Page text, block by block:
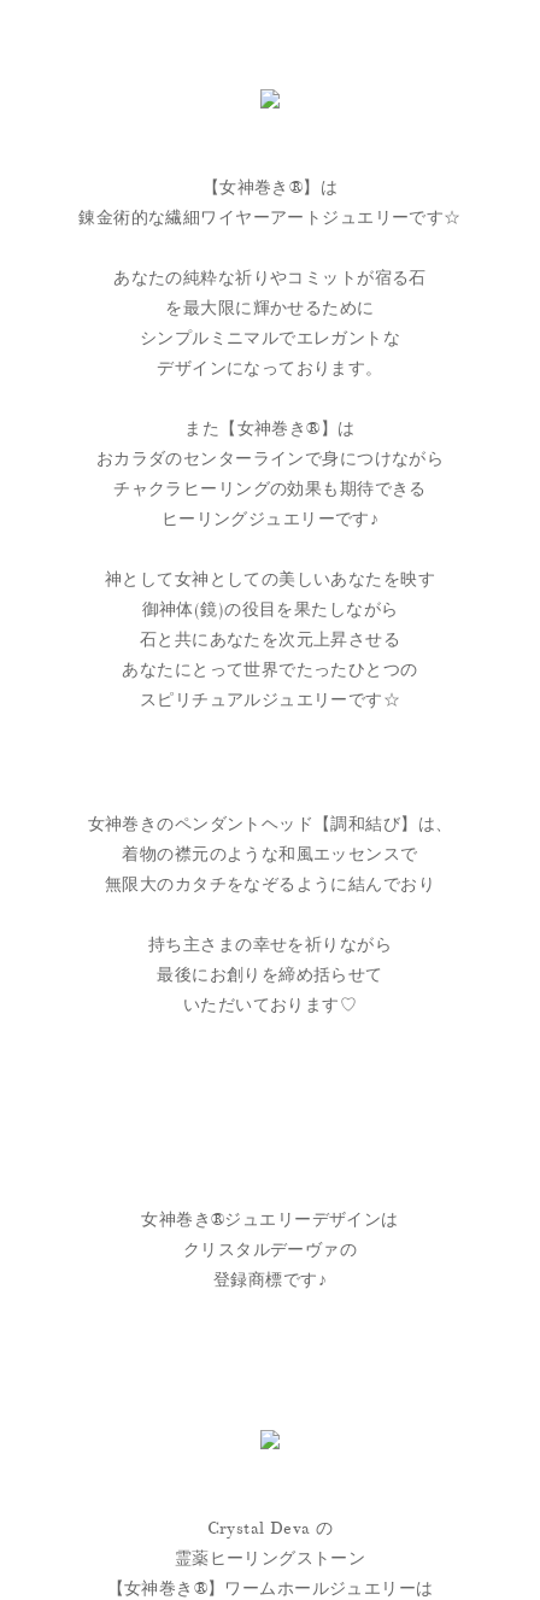
【女神巻き®】は
錬金術的な繊細ワイヤーアートジュエリーです☆
あなたの純粋な祈りやコミットが宿る石
を最大限に輝かせるために
シンプルミニマルでエレガントな
デザインになっております。
また【女神巻き®】は
おカラダのセンターラインで身につけながら
チャクラヒーリングの効果も期待できる
ヒーリングジュエリーです♪
神として女神としての美しいあなたを映す
御神体(鏡)の役目を果たしながら
石と共にあなたを次元上昇させる
あなたにとって世界でたったひとつの
スピリチュアルジュエリーです☆
女神巻きのペンダントヘッド【調和結び】は、
着物の襟元のような和風エッセンスで
無限大のカタチをなぞるように結んでおり
持ち主さまの幸せを祈りながら
最後にお創りを締め括らせて
いただいております♡
女神巻き®ジュエリーデザインは
クリスタルデーヴァの
登録商標です♪
Crystal Deva の
霊薬ヒーリングストーン
【女神巻き®】ワームホールジュエリーは